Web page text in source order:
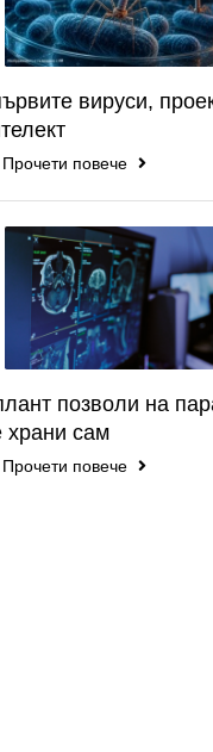
вируси,
Прочети повече
позволи на
храни сам
Прочети повече